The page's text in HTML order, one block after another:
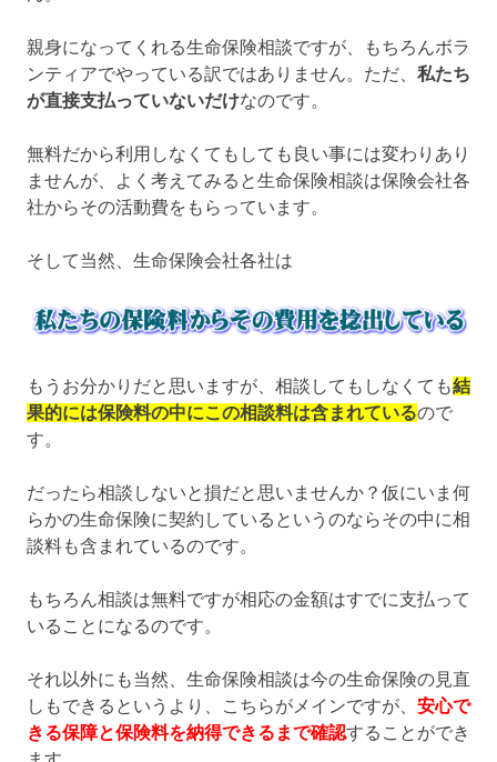
親身になってくれる生命保険相談ですが、もちろんボラ
ンティアでやっている訳ではありません。ただ、 私たち
が直接支払っていないだけなのです。
無料だから利用しなくてもしても良い事には変わりあり
ませんが、よく考えてみると生命保険相談は保険会社各
社からその活動費をもらっています。
そして当然、生命保険会社各社は
もうお分かりだと思いますが、相談してもしなくても結
果的には保険料の中にこの相談料は含まれているので
す。
だったら相談しないと損だと思いませんか？仮にいま何
らかの生命保険に契約しているというのならその中に相
談料も含まれているのです。
もちろん相談は無料ですが相応の金額はすでに支払って
いることになるのです。
それ以外にも当然、生命保険相談は今の生命保険の見直
しもできるというより、こちらがメインですが、 安心で
きる保障と保険料を納得できるまで確認することができ